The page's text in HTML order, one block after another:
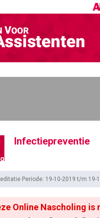
Infectiepreventie
Periode: 19-10-2019 t/m 19-
Online Nascholing